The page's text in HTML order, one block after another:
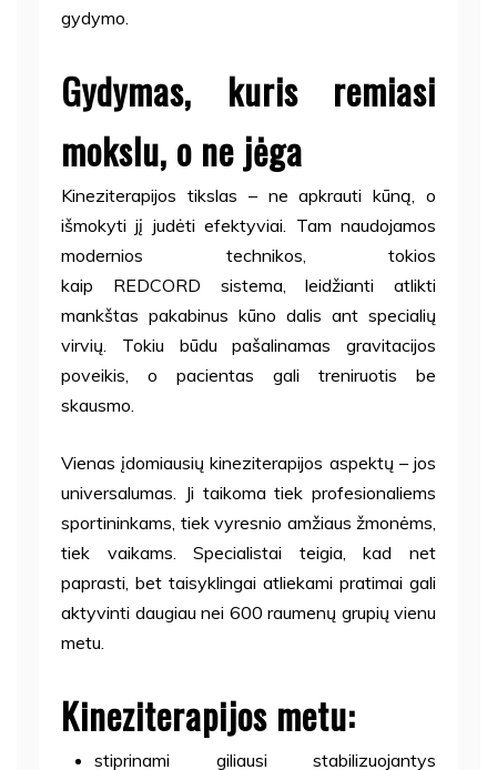
gydymo.
Gydymas, kuris remiasi
mokslu, o ne jėga
Kineziterapijos tikslas – ne apkrauti kūną, o
išmokyti jį judėti efektyviai. Tam naudojamos
modernios technikos, tokios
kaip REDCORD sistema, leidžianti atlikti
mankštas pakabinus kūno dalis ant specialių
virvių. Tokiu būdu pašalinamas gravitacijos
poveikis, o pacientas gali treniruotis be
skausmo.
Vienas įdomiausių kineziterapijos aspektų – jos
universalumas. Ji taikoma tiek profesionaliems
sportininkams, tiek vyresnio amžiaus žmonėms,
tiek vaikams. Specialistai teigia, kad net
paprasti, bet taisyklingai atliekami pratimai gali
aktyvinti daugiau nei 600 raumenų grupių vienu
metu.
Kineziterapijos metu:
stiprinami giliausi stabilizuojantys